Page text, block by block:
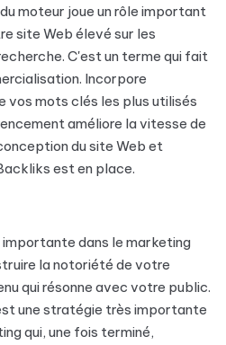
moteur joue un rôle important
site Web élevé sur les
C'est un terme qui fait
Incorpore
vos mots clés les plus utilisés
améliore la vitesse de
du site Web et
est en place.
dans le marketing
la notoriété de votre
qui résonne avec votre public.
une stratégie très importante
qui, une fois terminé,